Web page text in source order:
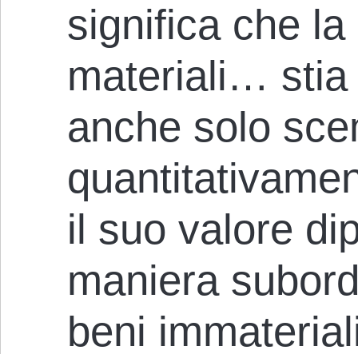
significa che
materiali… stia
anche solo
il suo valore
maniera
beni